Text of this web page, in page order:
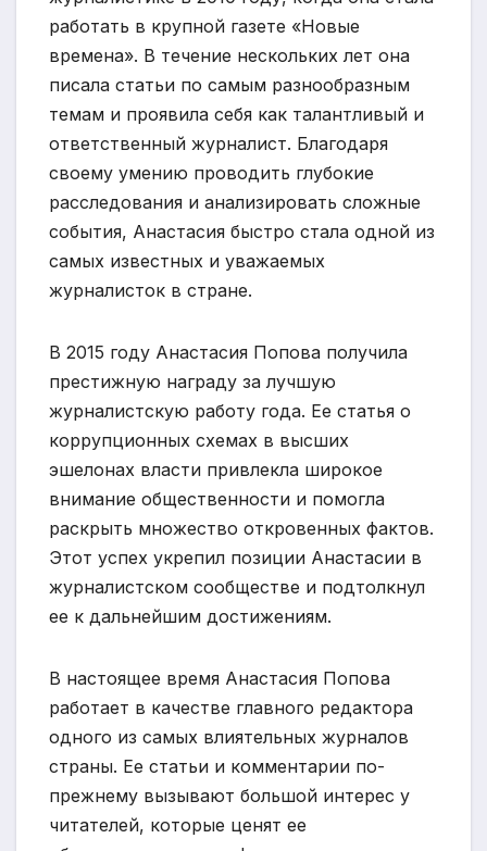
работать в крупной газете «Новые
времена». В течение нескольких лет она
писала статьи по самым разнообразным
темам и проявила себя как талантливый и
ответственный журналист. Благодаря
своему умению проводить глубокие
расследования и анализировать сложные
события, Анастасия быстро стала одной из
самых известных и уважаемых
журналисток в стране.
В 2015 году Анастасия Попова получила
престижную награду за лучшую
журналистскую работу года. Ее статья о
коррупционных схемах в высших
эшелонах власти привлекла широкое
внимание общественности и помогла
раскрыть множество откровенных фактов.
Этот успех укрепил позиции Анастасии в
журналистском сообществе и подтолкнул
ее к дальнейшим достижениям.
В настоящее время Анастасия Попова
работает в качестве главного редактора
одного из самых влиятельных журналов
страны. Ее статьи и комментарии по-
прежнему вызывают большой интерес у
читателей, которые ценят ее